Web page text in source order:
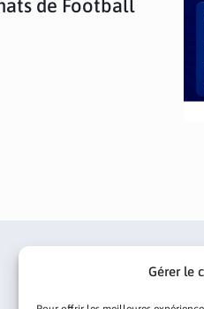
Gérer le
de Football